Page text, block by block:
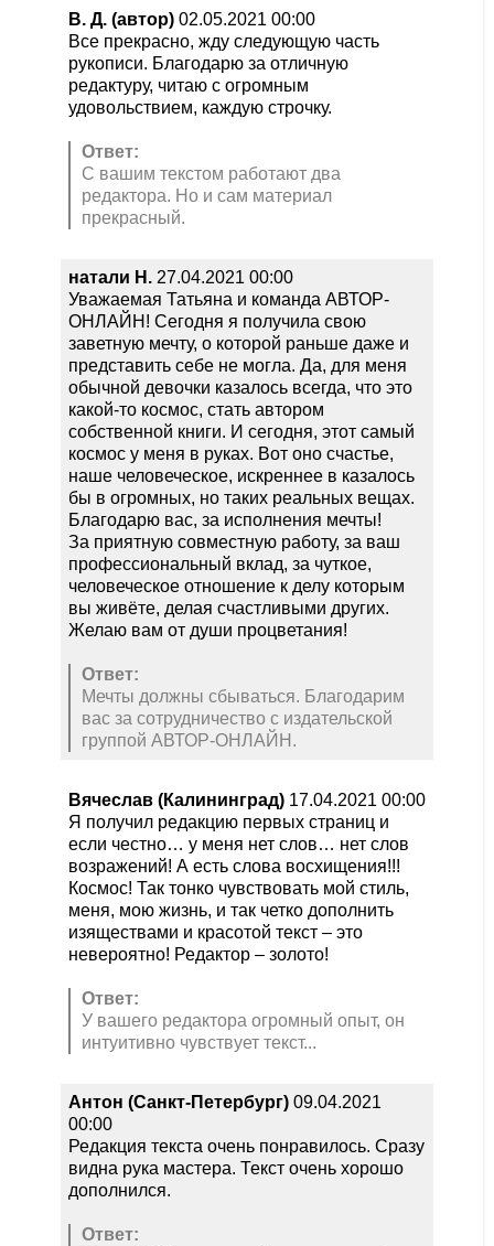
В. Д. (автор) 02.05.2021 00:00
Все прекрасно, жду следующую часть
рукописи. Благодарю за отличную
редактуру, читаю с огромным
удовольствием, каждую строчку.
Ответ:
С вашим текстом работают два
редактора. Но и сам материал
прекрасный.
натали Н. 27.04.2021 00:00
Уважаемая Татьяна и команда АВТОР-
ОНЛАЙН! Сегодня я получила свою
заветную мечту, о которой раньше даже и
представить себе не могла. Да, для меня
обычной девочки казалось всегда, что это
какой-то космос, стать автором
собственной книги. И сегодня, этот самый
космос у меня в руках. Вот оно счастье,
наше человеческое, искреннее в казалось
бы в огромных, но таких реальных вещах.
Благодарю вас, за исполнения мечты!
За приятную совместную работу, за ваш
профессиональный вклад, за чуткое,
человеческое отношение к делу которым
вы живёте, делая счастливыми других.
Желаю вам от души процветания!
Ответ:
Мечты должны сбываться. Благодарим
вас за сотрудничество с издательской
группой АВТОР-ОНЛАЙН.
Вячеслав (Калининград) 17.04.2021 00:00
Я получил редакцию первых страниц и
если честно… у меня нет слов… нет слов
возражений! А есть слова восхищения!!!
Космос! Так тонко чувствовать мой стиль,
меня, мою жизнь, и так четко дополнить
изяществами и красотой текст – это
невероятно! Редактор – золото!
Ответ:
У вашего редактора огромный опыт, он
интуитивно чувствует текст...
Антон (Санкт-Петербург) 09.04.2021
00:00
Редакция текста очень понравилось. Сразу
видна рука мастера. Текст очень хорошо
дополнился.
Ответ: